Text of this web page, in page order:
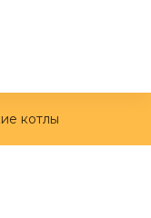
котлы